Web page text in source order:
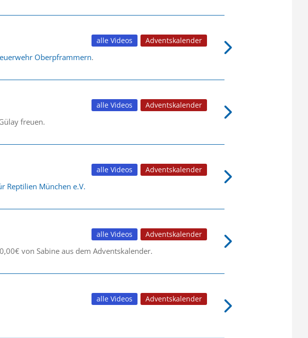
Adventskalender
alle Videos
Oberpframmern.
Adventskalender
alle Videos
freuen.
Adventskalender
alle Videos
Reptilien München e.V.
Adventskalender
alle Videos
von Sabine aus dem Adventskalender.
Adventskalender
alle Videos